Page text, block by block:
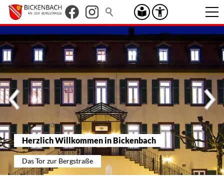
Herzlich Willkommen in Bickenbach
Das Tor zur Bergstraße